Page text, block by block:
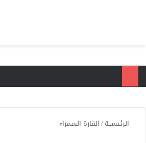
الرئيسية/القارة السمراء